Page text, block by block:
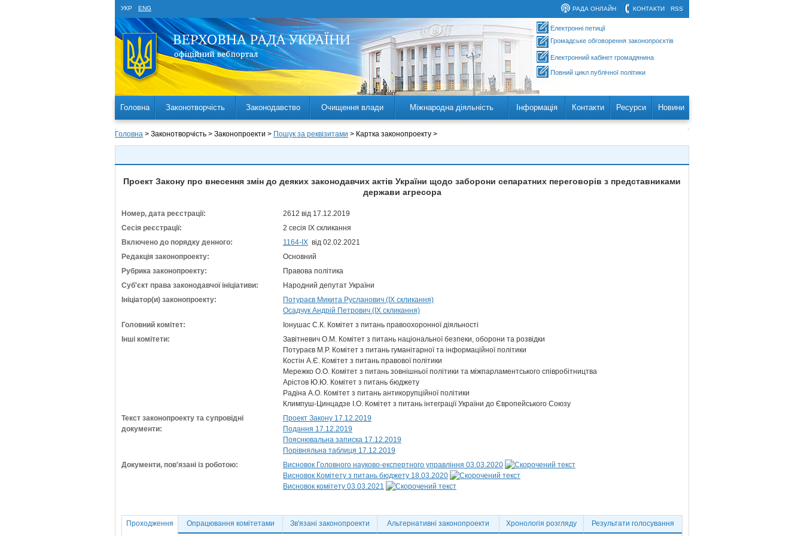
УКР ENG RSS
КОНТАКТИ
РАДА ОНЛАЙН
Електронні петиції
Громадське обговорення законопроєктів
Електронний кабінет громадянина
Повний цикл публічної політики
Головна Законотворчість Законодавство Очищення влади Міжнародна діяльність Інформація Контакти Ресурси Новини
Головна > Законотворчість > Законопроекти > Пошук за реквізитами > Картка законопроекту >
Проект Закону про внесення змін до деяких законодавчих актів України щодо заборони сепаратних переговорів з представниками
держави агресора
Номер, дата реєстрації:
2612 від 17.12.2019
Сесія реєстрації:
2 сесія IX скликання
Включено до порядку денного:
1164-ІХ від 02.02.2021
Редакція законопроекту:
Основний
Рубрика законопроекту:
Правова політика
Суб'єкт права законодавчої ініціативи:
Народний депутат України
Ініціатор(и) законопроекту:
Потураєв Микита Русланович (IX скликання)
Осадчук Андрій Петрович (IX скликання)
Головний комітет:
Іонушас С.К. Комітет з питань правоохоронної діяльності
Інші комітети:
Завітневич О.М. Комітет з питань національної безпеки, оборони та розвідки
Потураєв М.Р. Комітет з питань гуманітарної та інформаційної політики
Костін А.Є. Комітет з питань правової політики
Мережко О.О. Комітет з питань зовнішньої політики та міжпарламентського співробітництва
Арістов Ю.Ю. Комітет з питань бюджету
Радіна А.О. Комітет з питань антикорупційної політики
Климпуш-Цинцадзе І.О. Комітет з питань інтеграції України до Європейського Союзу
Текст законопроекту та супровідні
документи:
Проект Закону 17.12.2019
Подання 17.12.2019
Пояснювальна записка 17.12.2019
Порівняльна таблиця 17.12.2019
Документи, пов'язані із роботою:
Висновок Головного науково-експертного управління 03.03.2020
Висновок Комітету з питань бюджету 18.03.2020
Висновок комітету 03.03.2021
Проходження Опрацювання комітетами Зв'язані законопроекти Альтернативні законопроекти Хронологія розгляду Результати голосування